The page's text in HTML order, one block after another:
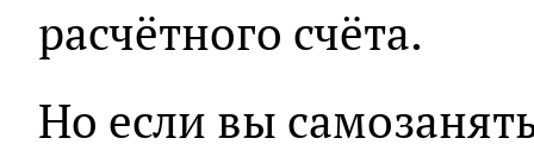
расчётного счёта.
Но если вы